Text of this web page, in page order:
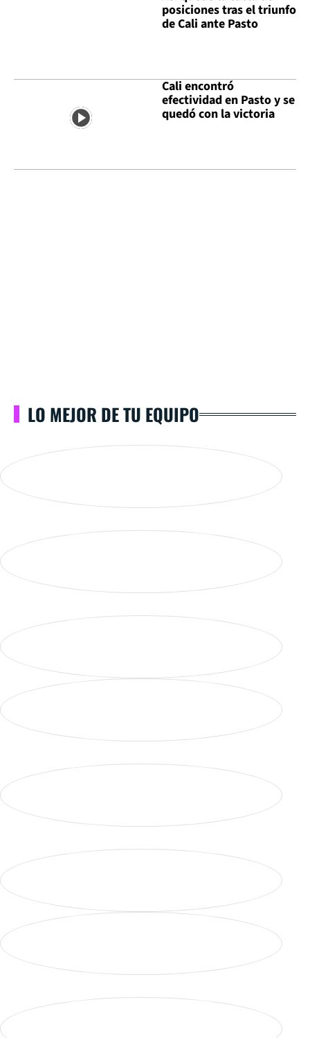
posiciones tras el triunfo
de Cali ante Pasto
Cali encontró
efectividad en Pasto y se
quedó con la victoria
LO MEJOR DE TU EQUIPO